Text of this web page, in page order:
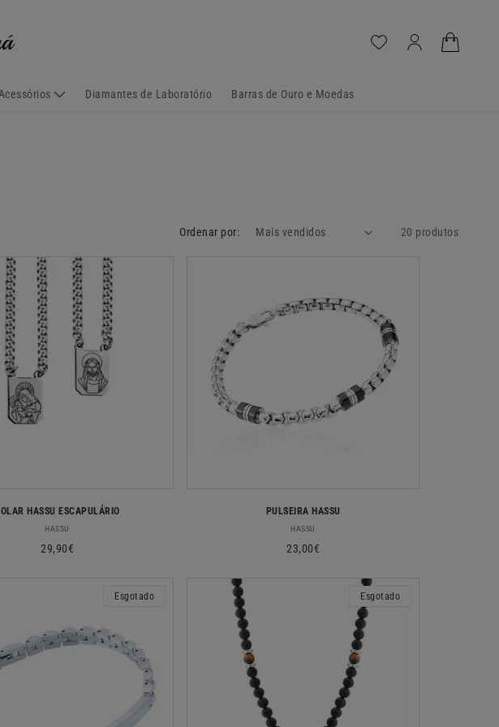
Diamantes de Laboratório Barras de Ouro e Moedas
Iniciar
sessão
Carrinho
Ordenar por: 20 produtos
HASSU ESCAPULÁRIO
Fornecedor:
HASSU
Preço
29,90€
PULSEIRA HASSU
Fornecedor:
HASSU
Preço
23,00€
Esgotado Esgotado